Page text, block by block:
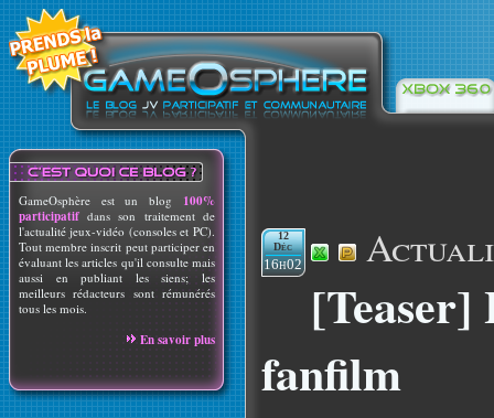
GameOsphère est un blog 100%
participatif dans son traitement de
l'actualité jeux-vidéo (consoles et PC).
Tout membre inscrit peut participer en
évaluant les articles qu'il consulte mais
aussi en publiant les siens; les
meilleurs rédacteurs sont rémunérés
tous les mois.
En savoir plus
12
Déc
16h02
fanfilm